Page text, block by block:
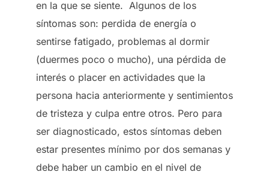
en la que se siente. Algunos de los
síntomas son: perdida de energía o
sentirse fatigado, problemas al dormir
(duermes poco o mucho), una pérdida de
interés o placer en actividades que la
persona hacia anteriormente y sentimientos
de tristeza y culpa entre otros. Pero para
ser diagnosticado, estos síntomas deben
estar presentes mínimo por dos semanas y
debe haber un cambio en el nivel de